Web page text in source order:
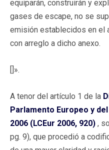
equiparán, construirán y
gases de escape, no se
emisión establecidos en el
con arreglo a dicho anexo.
[]».
A tenor del artículo 1 de la
Parlamento Europeo y
2006 (LCEur 2006, 920) ,
pg. 9), que procedió a